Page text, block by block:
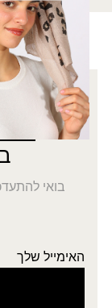
בואי
האימייל שלך